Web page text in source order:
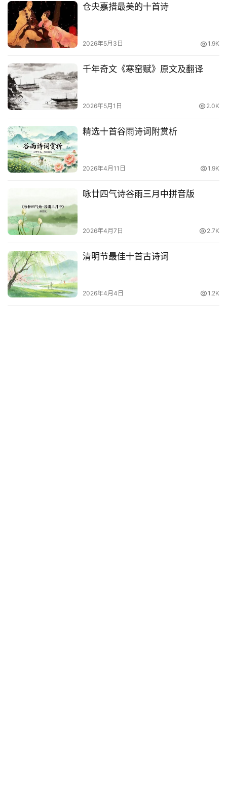
仓央嘉措最美的十首诗
2026年5月3日 1.9K
千年奇文《寒窑赋》原文及翻译
2026年5月1日 2.0K
精选十首谷雨诗词附赏析
2026年4月11日 1.9K
咏廿四气诗谷雨三月中拼音版
2026年4月7日 2.7K
清明节最佳十首古诗词
2026年4月4日 1.2K